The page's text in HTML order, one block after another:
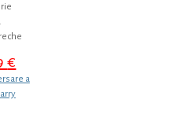
€
curent
este: